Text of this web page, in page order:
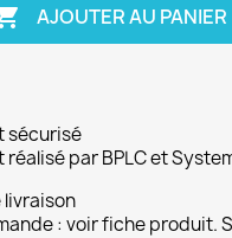
AJOUTER AU PANIER
sécurisé
réalisé par BPLC et
livraison
: voir fiche produit.